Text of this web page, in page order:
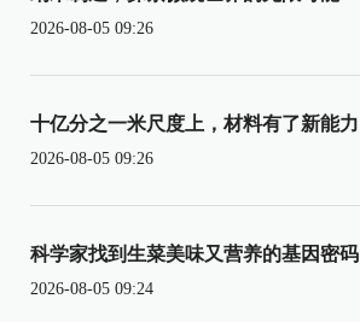
2026-08-05 09:26
十亿分之一米尺度上，材料有了新能力
2026-08-05 09:26
科学家找到生菜美味又营养的基因密码
2026-08-05 09:24